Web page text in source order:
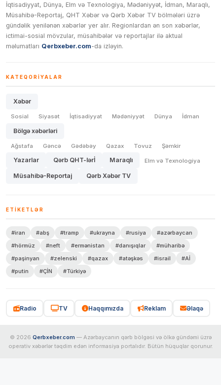
İqtisadiyyat, Dünya, Elm və Texnologiya, Mədəniyyət, İdman, Maraqlı,
Müsahibə-Reportaj, QHT Xəbər və Qərb Xəbər TV bölmələri üzrə
gündəlik yenilənən xəbərlər yer alır. Regionlardan ən son xəbərlər,
ictimai-sosial mövzular, müsahibələr və reportajlar ilə aktual
məlumatları Qerbxeber.com-da izləyin.
KATEQORIYALAR
Xəbər
Sosial Siyasət İqtisadiyyat Mədəniyyət Dünya İdman
Bölgə xəbərləri
Ağstafa Gəncə Gədəbəy Qazax Tovuz Şəmkir
Yazarlar Qərb QHT-lərİ Maraqlı Elm və Texnologiya
Müsahibə-Reportaj Qərb Xəbər TV
ETIKETLƏR
#iran #abş #tramp #ukrayna #rusiya
#azərbaycan
#hörmüz
#neft #ermənistan #danışıqlar
#müharibə
#paşinyan
#zelenski #qazax #atəşkəs #israil
#Aİ
#putin
#ÇİN #Türkiyə
Radio TV Haqqımızda Reklam Əlaqə
© 2026 Qerbxeber.com — Azərbaycanın qərb bölgəsi və ölkə gündəmi üzrə
operativ xəbərlər təqdim edən informasiya portalıdır. Bütün hüquqlar qorunur.